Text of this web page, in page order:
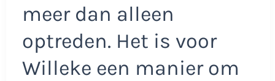
meer dan alleen
optreden. Het is voor
Willeke een manier om